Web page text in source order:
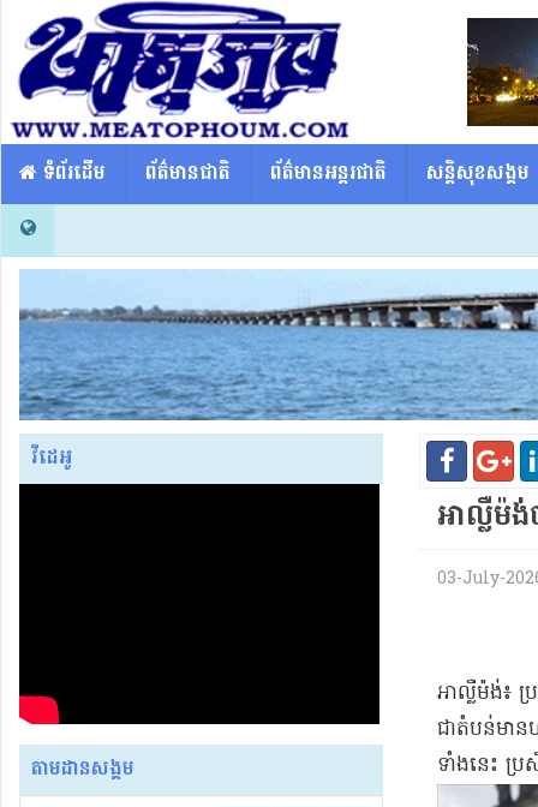
​​ ទំព័រដើម ព័ត៌មានជាតិ ព័ត៌មានអន្តរជាតិ សន្តិសុខសង្គម
វីដេអូ
តាមដានសង្គម
អាល្លឺម៉
03-July-
អាល្លឺម៉ង់​៖
ជា​តំបន់​មាន​
ទាំងនេះ ប្រ